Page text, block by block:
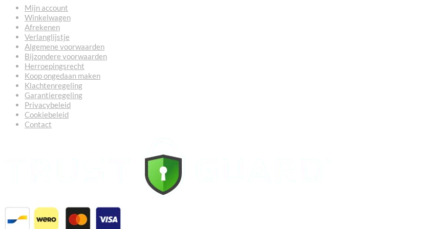
Mijn account
Winkelwagen
Afrekenen
Verlanglijstje
Algemene voorwaarden
Bijzondere voorwaarden
Herroepingsrecht
Koop ongedaan maken
Klachtenregeling
Garantieregeling
Privacybeleid
Cookiebeleid
Contact